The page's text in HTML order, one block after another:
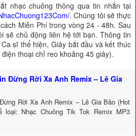
nhạc chuông thông qua tin nhắn tại
. Chúng tôi sẽ thực
Miễn Phí trong vòng 24 - 48h. Sau
sẽ chủ động liên hệ tới bạn. Thông tin
sĩ thể hiện, Giây bắt đầu và kết thúc
thoại chỉ reo khoảng 45 giây).
Đừng Rời Xa Anh Remix – Lê Gia
Rời Xa Anh Remix – Lê Gia Bảo (Hot
loại: Nhạc Chuông Tik Tok Remix MP3